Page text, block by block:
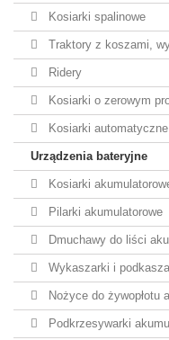
Kosiarki spalinowe
Traktory z koszami,
Ridery
Kosiarki o zerowym
Kosiarki
Urządzenia bateryjne
Kosiarki
Pilarki akumulatorowe
Dmuchawy do liści
Wykaszarki i
Nożyce do żywopłotu
Podkrzesywarki